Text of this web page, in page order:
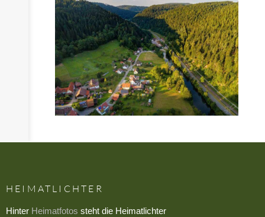
HEIMATLICHTER
Hinter Heimatfotos steht die Heimatlichter